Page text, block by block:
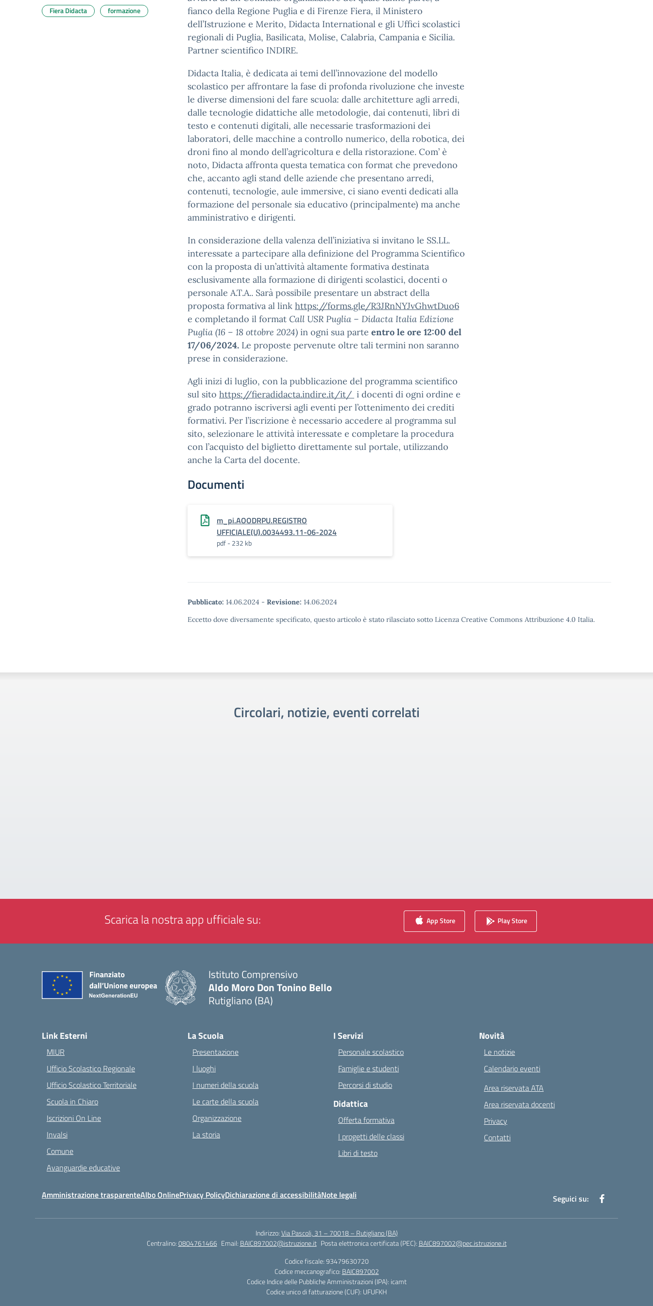
fianco della Regione Puglia e di Firenze Fiera, il Ministero
dell’Istruzione e Merito, Didacta International e gli Uffici scolastici
regionali di Puglia, Basilicata, Molise, Calabria, Campania e Sicilia.
Partner scientifico INDIRE.
Didacta Italia, è dedicata ai temi dell’innovazione del modello
scolastico per affrontare la fase di profonda rivoluzione che investe
le diverse dimensioni del fare scuola: dalle architetture agli arredi,
dalle tecnologie didattiche alle metodologie, dai contenuti, libri di
testo e contenuti digitali, alle necessarie trasformazioni dei
laboratori, delle macchine a controllo numerico, della robotica, dei
droni fino al mondo dell’agricoltura e della ristorazione. Com’ è
noto, Didacta affronta questa tematica con format che prevedono
che, accanto agli stand delle aziende che presentano arredi,
contenuti, tecnologie, aule immersive, ci siano eventi dedicati alla
formazione del personale sia educativo (principalmente) ma anche
amministrativo e dirigenti.
In considerazione della valenza dell’iniziativa si invitano le SS.LL.
interessate a partecipare alla definizione del Programma Scientifico
con la proposta di un’attività altamente formativa destinata
esclusivamente alla formazione di dirigenti scolastici, docenti o
personale A.T.A.. Sarà possibile presentare un abstract della
proposta formativa al link https://forms.gle/R3JRnNYJvGhwtDuo6
e completando il format Call USR Puglia – Didacta Italia Edizione
Puglia (16 – 18 ottobre 2024) in ogni sua parte entro le ore 12:00 del
17/06/2024. Le proposte pervenute oltre tali termini non saranno
prese in considerazione.
Agli inizi di luglio, con la pubblicazione del programma scientifico
sul sito https://fieradidacta.indire.it/it/ i docenti di ogni ordine e
grado potranno iscriversi agli eventi per l’ottenimento dei crediti
formativi. Per l’iscrizione è necessario accedere al programma sul
sito, selezionare le attività interessate e completare la procedura
con l’acquisto del biglietto direttamente sul portale, utilizzando
anche la Carta del docente.
Documenti
m_pi.AOODRPU.REGISTRO
UFFICIALE(U).0034493.11-06-2024
pdf - 232 kb
Pubblicato: 14.06.2024 - Revisione: 14.06.2024
Eccetto dove diversamente specificato, questo articolo è stato rilasciato sotto Licenza Creative Commons Attribuzione 4.0 Italia.
Fiera Didacta formazione
Circolari, notizie, eventi correlati
Scarica la nostra app ufficiale su: App Store Play Store
Istituto Comprensivo
Aldo Moro Don Tonino Bello
Rutigliano (BA)
Link Esterni
MIUR
Ufficio Scolastico Regionale
Ufficio Scolastico Territoriale
Scuola in Chiaro
Iscrizioni On Line
Invalsi
Comune
Avanguardie educative
La Scuola
Presentazione
I luoghi
I numeri della scuola
Le carte della scuola
Organizzazione
La storia
I Servizi
Personale scolastico
Famiglie e studenti
Percorsi di studio
Didattica
Offerta formativa
I progetti delle classi
Libri di testo
Novità
Le notizie
Calendario eventi
Area riservata ATA
Area riservata docenti
Privacy
Contatti
Amministrazione trasparenteAlbo OnlinePrivacy PolicyDichiarazione di accessibilitàNote legali Seguici su:
Indirizzo:Via Pascoli, 31 – 70018 – Rutigliano (BA)
Centralino:0804761466 Email: BAIC897002@istruzione.it Posta elettronica certificata (PEC): BAIC897002@pec.istruzione.it
Codice fiscale: 93479630720
Codice meccanografico: BAIC897002
Codice Indice delle Pubbliche Amministrazioni (IPA): icamt
Codice unico di fatturazione (CUF): UFUFKH